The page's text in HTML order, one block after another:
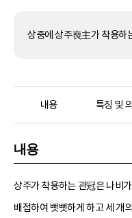
상중에 상주喪主가 착용하
내용 특징 및
내용
상주가 착용하는 관冠은 나비
배접하여 뻣뻣하게 하고 세 개